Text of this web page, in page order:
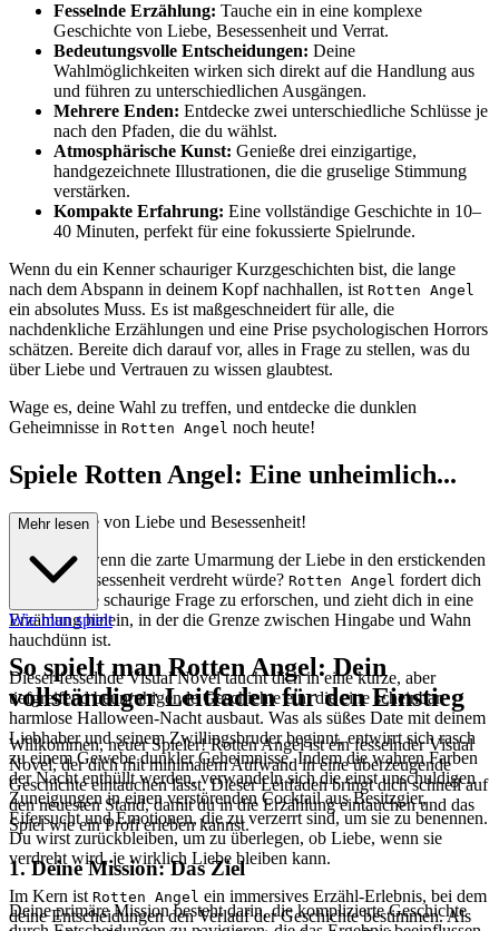
Fesselnde Erzählung: Tauche ein in eine komplexe
Geschichte von Liebe, Besessenheit und Verrat.
Bedeutungsvolle Entscheidungen: Deine
Wahlmöglichkeiten wirken sich direkt auf die Handlung aus
und führen zu unterschiedlichen Ausgängen.
Mehrere Enden: Entdecke zwei unterschiedliche Schlüsse je
nach den Pfaden, die du wählst.
Atmosphärische Kunst: Genieße drei einzigartige,
handgezeichnete Illustrationen, die die gruselige Stimmung
verstärken.
Kompakte Erfahrung: Eine vollständige Geschichte in 10–
40 Minuten, perfekt für eine fokussierte Spielrunde.
Wenn du ein Kenner schauriger Kurzgeschichten bist, die lange
nach dem Abspann in deinem Kopf nachhallen, ist Rotten Angel
ein absolutes Muss. Es ist maßgeschneidert für alle, die
nachdenkliche Erzählungen und eine Prise psychologischen Horrors
schätzen. Bereite dich darauf vor, alles in Frage zu stellen, was du
über Liebe und Vertrauen zu wissen glaubtest.
Wage es, deine Wahl zu treffen, und entdecke die dunklen
Geheimnisse in Rotten Angel noch heute!
Spiele Rotten Angel: Eine unheimlich...
e Geschichte von Liebe und Besessenheit!
Was wäre, wenn die zarte Umarmung der Liebe in den erstickenden
Griff der Besessenheit verdreht würde? Rotten Angel fordert dich
heraus, diese schaurige Frage zu erforschen, und zieht dich in eine
Erzählung hinein, in der die Grenze zwischen Hingabe und Wahn
hauchdünn ist.
Dieser fesselnde Visual Novel taucht dich in eine kurze, aber
tiefgreifend beunruhigende Geschichte ein, die eine scheinbar
harmlose Halloween-Nacht ausbaut. Was als süßes Date mit deinem
Liebhaber und seinem Zwillingsbruder beginnt, entwirrt sich rasch
zu einem Gewebe dunkler Geheimnisse. Indem die wahren Farben
der Nacht enthüllt werden, verwandeln sich die einst unschuldigen
Zuneigungen in einen verstörenden Cocktail aus Besitzgier,
Eifersucht und Emotionen, die zu verzerrt sind, um sie zu benennen.
Du wirst zurückbleiben, um zu überlegen, ob Liebe, wenn sie
verdreht wird, je wirklich Liebe bleiben kann.
Im Kern ist Rotten Angel ein immersives Erzähl-Erlebnis, bei dem
deine Entscheidungen den Verlauf der Geschichte bestimmen. Als
Mehr lesen
Wie man spielt
So spielt man Rotten Angel: Dein
vollständiger Leitfaden für den Einstieg
Willkommen, neuer Spieler! Rotten Angel ist ein fesselnder Visual
Novel, der dich mit minimalem Aufwand in eine überzeugende
Geschichte eintauchen lässt. Dieser Leitfaden bringt dich schnell auf
den neuesten Stand, damit du in die Erzählung eintauchen und das
Spiel wie ein Profi erleben kannst.
1. Deine Mission: Das Ziel
Deine primäre Mission besteht darin, die komplizierte Geschichte